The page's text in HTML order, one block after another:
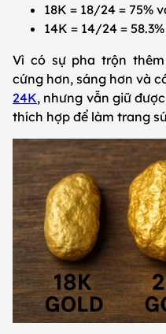
18K = 18/24 = 75%
14K = 14/24 =
Vì có sự pha trộn
cứng hơn, sáng hơn và
24K, nhưng vẫn giữ
thích hợp để làm trang